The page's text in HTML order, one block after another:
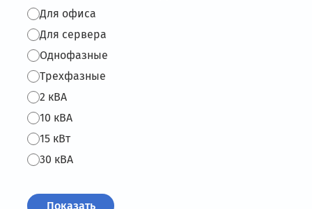
Для офиса
Для сервера
Однофазные
Трехфазные
2 кВА
10 кВА
15 кВт
30 кВА